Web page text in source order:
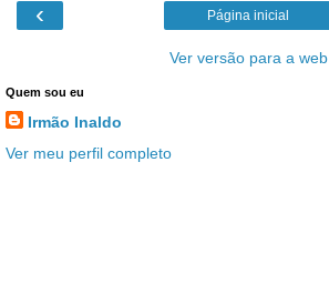
‹ Página inicial
Ver versão para a web
Quem sou eu
Irmão Inaldo
Ver meu perfil completo